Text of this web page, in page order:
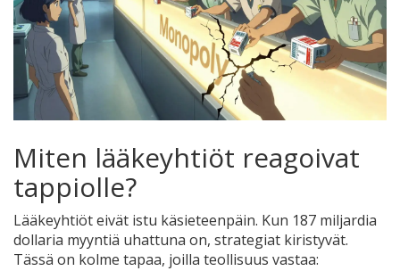
Miten lääkeyhtiöt reagoivat
tappiolle?
Lääkeyhtiöt eivät istu käsieteenpäin. Kun 187 miljardia
dollaria myyntiä uhattuna on, strategiat kiristyvät.
Tässä on kolme tapaa, joilla teollisuus vastaa: